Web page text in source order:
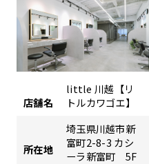
店舗名
little 川越【リ
トルカワゴエ】
所在地
埼玉県川越市新
富町2-8-3 カシ
ーラ新富町 5F